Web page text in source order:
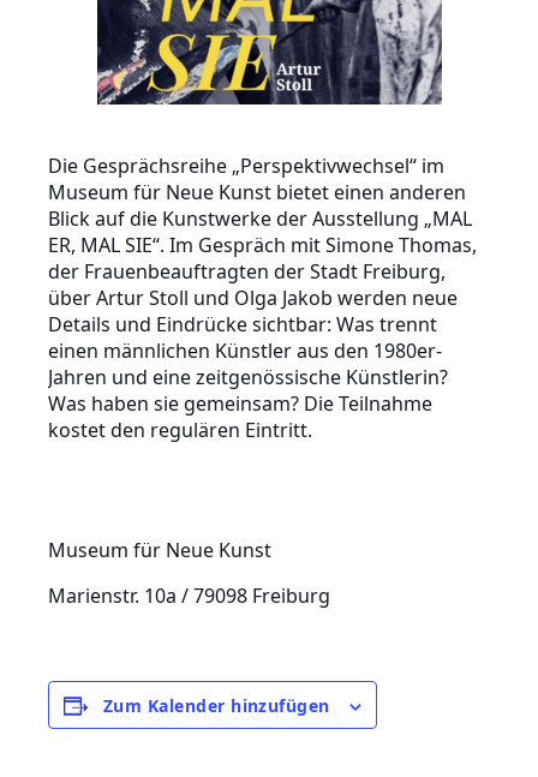
Die Gesprächsreihe „Perspektivwechsel“ im
Museum für Neue Kunst bietet einen anderen
Blick auf die Kunstwerke der Ausstellung „MAL
ER, MAL SIE“. Im Gespräch mit Simone Thomas,
der Frauenbeauftragten der Stadt Freiburg,
über Artur Stoll und Olga Jakob werden neue
Details und Eindrücke sichtbar: Was trennt
einen männlichen Künstler aus den 1980er-
Jahren und eine zeitgenössische Künstlerin?
Was haben sie gemeinsam? Die Teilnahme
kostet den regulären Eintritt.
Museum für Neue Kunst
Marienstr. 10a / 79098 Freiburg
Zum Kalender hinzufügen